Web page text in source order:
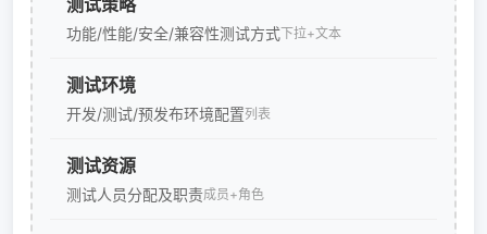
测试策略
功能/性能/安全/兼容性测试方式下拉+文本
测试环境
开发/测试/预发布环境配置列表
测试资源
测试人员分配及职责成员+角色